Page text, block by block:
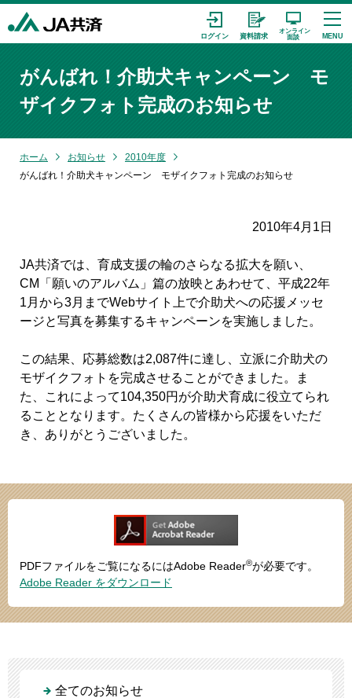
がんばれ！介助犬キャンペーン モ
ザイクフォト完成のお知らせ
ホーム お知らせ
2010年度
がんばれ！介助犬キャンペーン モザイクフォト完成のお知らせ
2010年4月1日
JA共済では、育成支援の輪のさらなる拡大を願い、
CM「願いのアルバム」篇の放映とあわせて、平成22年
1月から3月までWebサイト上で介助犬への応援メッセ
ージと写真を募集するキャンペーンを実施しました。
この結果、応募総数は2,087件に達し、立派に介助犬の
モザイクフォトを完成させることができました。ま
た、これによって104,350円が介助犬育成に役立てられ
ることとなります。たくさんの皆様から応援をいただ
き、ありがとうございました。
PDFファイルをご覧になるにはAdobe Reader®が必要です。
Adobe Reader をダウンロード
全てのお知らせ